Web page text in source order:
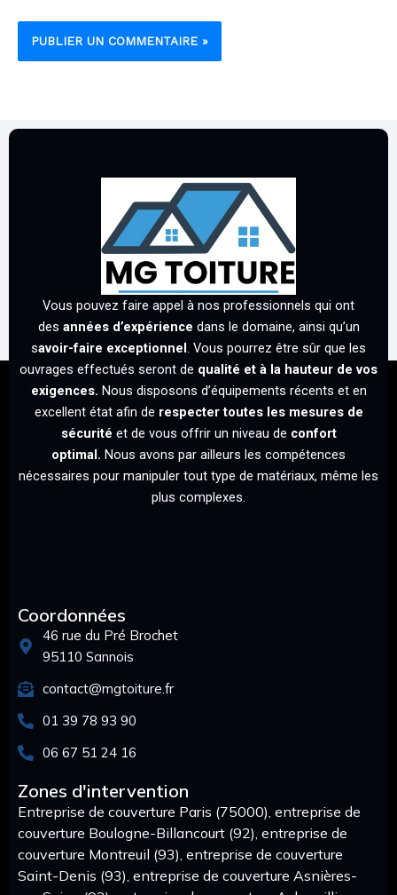
Vous pouvez faire appel à nos professionnels qui ont
des années d’expérience dans le domaine, ainsi qu’un
savoir-faire exceptionnel. Vous pourrez être sûr que les
ouvrages effectués seront de qualité et à la hauteur de vos
exigences. Nous disposons d’équipements récents et en
excellent état afin de respecter toutes les mesures de
sécurité et de vous offrir un niveau de confort
optimal. Nous avons par ailleurs les compétences
nécessaires pour manipuler tout type de matériaux, même les
plus complexes.
Coordonnées
46 rue du Pré Brochet
95110 Sannois
contact@mgtoiture.fr
01 39 78 93 90
06 67 51 24 16
Zones d'intervention
Entreprise de couverture Paris (75000), entreprise de
couverture Boulogne-Billancourt (92), entreprise de
couverture Montreuil (93), entreprise de couverture
Saint-Denis (93), entreprise de couverture Asnières-